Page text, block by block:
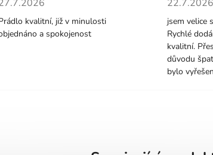
kvalitní, již v minulosti
a spokojenost
22.7.2026
jsem velice
Rychlé
kvalitní.
důvodu
bylo